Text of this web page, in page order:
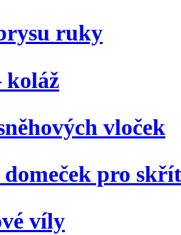
ruky
koláž
vloček
pro
víly